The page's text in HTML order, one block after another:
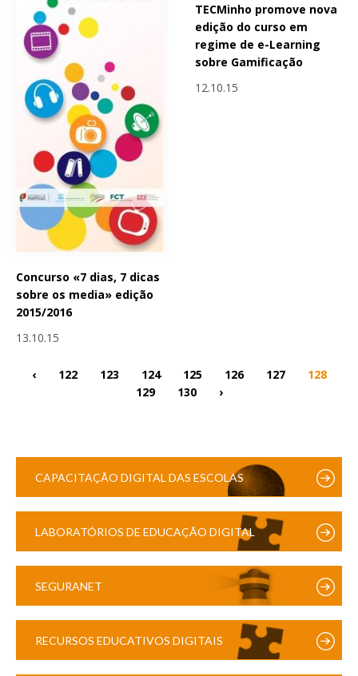
Concurso «7 dias, 7 dicas
sobre os media» edição
2015/2016
13.10.15
TECMinho promove nova
edição do curso em
regime de e-Learning
sobre Gamificação
12.10.15
‹ 122 123 124 125 126 127
128
129
130 ›
CAPACITAÇÃO DIGITAL DAS ESCOLAS
LABORATÓRIOS DE EDUCAÇÃO DIGITAL
SEGURANET
RECURSOS EDUCATIVOS DIGITAIS